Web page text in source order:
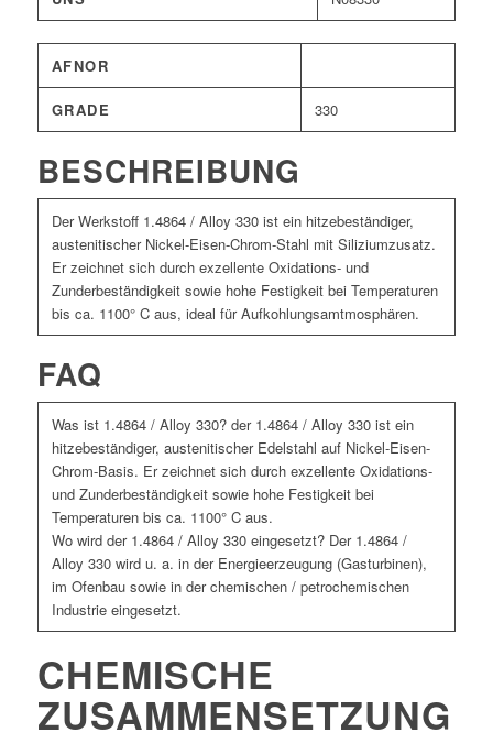
AFNOR
GRADE 330
BESCHREIBUNG
Der Werkstoff 1.4864 / Alloy 330 ist ein hitzebeständiger,
austenitischer Nickel-Eisen-Chrom-Stahl mit Siliziumzusatz.
Er zeichnet sich durch exzellente Oxidations- und
Zunderbeständigkeit sowie hohe Festigkeit bei Temperaturen
bis ca. 1100° C aus, ideal für Aufkohlungsamtmosphären.
FAQ
Was ist 1.4864 / Alloy 330? der 1.4864 / Alloy 330 ist ein
hitzebeständiger, austenitischer Edelstahl auf Nickel-Eisen-
Chrom-Basis. Er zeichnet sich durch exzellente Oxidations-
und Zunderbeständigkeit sowie hohe Festigkeit bei
Temperaturen bis ca. 1100° C aus.
Wo wird der 1.4864 / Alloy 330 eingesetzt? Der 1.4864 /
Alloy 330 wird u. a. in der Energieerzeugung (Gasturbinen),
im Ofenbau sowie in der chemischen / petrochemischen
Industrie eingesetzt.
CHEMISCHE
ZUSAMMENSETZUNG